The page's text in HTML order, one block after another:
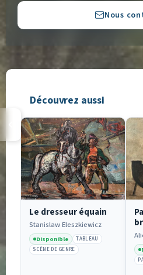
Nous
Découvrez aussi
Le dresseur équain
Stanislaw Eleszkiewicz
Disponible
TABLEAU
SCÈNE DE GENRE